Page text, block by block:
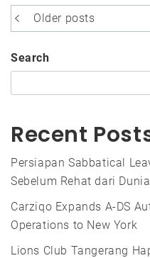
Posts
navigation
Older posts
Search
Recent
Persiapan Sabbatical
Sebelum Rehat dari
Carziqo Expands A-DS
Operations to New York
Lions Club Tangerang